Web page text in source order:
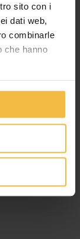
sito con i
dati web,
combinarle
che hanno
più veloce
MOD. ZIP
E’ L’UNICO
file Kit luci e
contattare il